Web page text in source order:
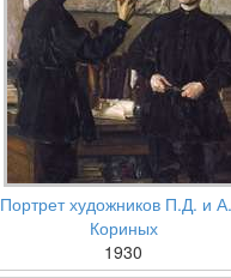
Портрет художников П.Д. и
Кориных
1930